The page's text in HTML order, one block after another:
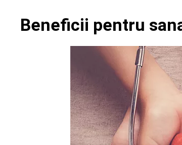
Beneficii pentru